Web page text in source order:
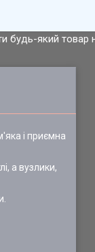
будь-який
і приємна
а вузлики,